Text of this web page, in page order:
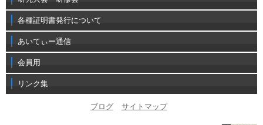
各種証明書発行について
あいてぃー通信
会員用
リンク集
ブログ サイトマップ